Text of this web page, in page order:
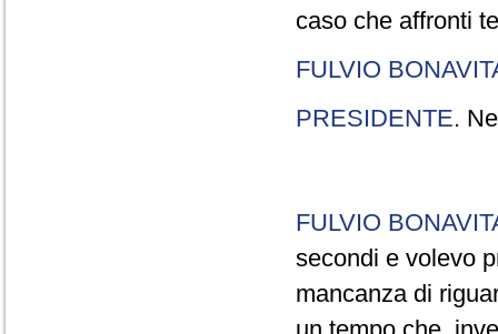
caso che affronti
FULVIO
PRESIDENTE.
FULVIO
secondi e volevo
mancanza di